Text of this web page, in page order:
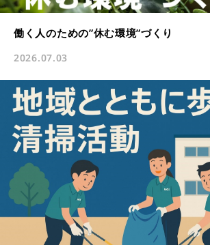
働く人のための”休む環境”づくり
2026.07.03